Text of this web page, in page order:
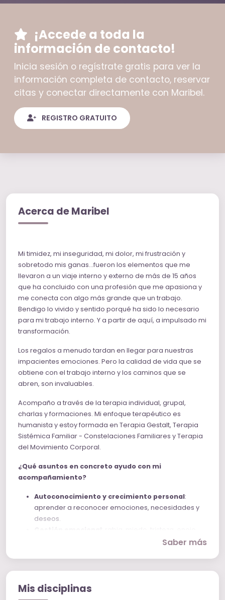
¡Accede a toda la
información de contacto!
Inicia sesión o regístrate gratis para ver la
información completa de contacto, reservar
citas y conectar directamente con Maribel.
REGISTRO GRATUITO
Acerca de Maribel
Mi timidez, mi inseguridad, mi dolor, mi frustración y
sobretodo mis ganas…fueron los elementos que me
llevaron a un viaje interno y externo de más de 15 años
que ha concluido con una profesión que me apasiona y
me conecta con algo más grande que un trabajo.
Bendigo lo vivido y sentido porqué ha sido lo necesario
para mi trabajo interno. Y a partir de aquí, a impulsado mi
transformación.
Los regalos a menudo tardan en llegar para nuestras
impacientes emociones. Pero la calidad de vida que se
obtiene con el trabajo interno y los caminos que se
abren, son invaluables.
Acompaño a través de la terapia individual, grupal,
charlas y formaciones. Mi enfoque terapéutico es
humanista y estoy formada en Terapia Gestalt, Terapia
Sistémica Familiar - Constelaciones Familiares y Terapia
del Movimiento Corporal.
¿Qué asuntos en concreto ayudo con mi
acompañamiento?
Autoconocimiento y crecimiento personal:
aprender a reconocer emociones, necesidades y
deseos.
Gestión emocional
contigo mismo.
Conflictos de pareja
Saber más
Mis disciplinas